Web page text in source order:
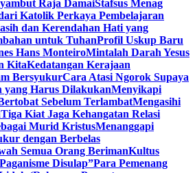
Raja DamaiStafsus Menag
Katolik Perkaya Pembelajaran
dan Kerendahan Hati yang
untuk TuhanProfil Uskup Baru
Hans MonteiroMintalah Darah Yesus
KitaKedatangan Kerajaan
BersyukurCara Atasi Ngorok Supaya
yang Harus DilakukanMenyikapi
Sebelum TerlambatMengasihi
Tiga Kiat Jaga Kehangatan Relasi
Murid KristusMenanggapi
dengan Berbelas
Semua Orang BerimanKultus
Disulap”Para Pemenang